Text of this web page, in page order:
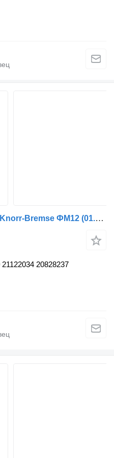
Главный тормозной кран Knorr-Bremse ФМ12 (01.98-12.05) K021203 для грузовика Volvo FM7-FM12, FM, FMX (1998-2014)
20828237